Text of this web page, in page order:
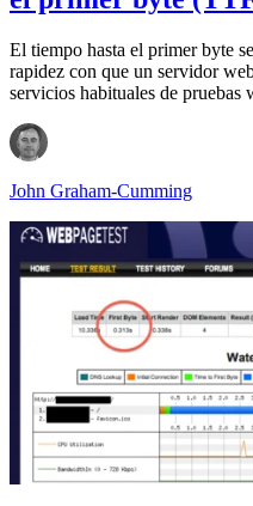
El tiempo hasta el primer byte
rapidez con que un servidor
servicios habituales de pruebas
John Graham-Cumming